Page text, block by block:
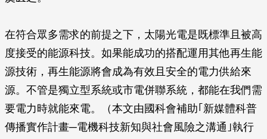
在符合眾多需求的前提之下，太陽光電是既標準且被高
度接受的能源科技。如果能成功的搭配運用其他再生能
源技術，再生能源將會成為有效且安全的電力供給來
源。不管是獨立型系統或市電併聯系統，都能在我們需
要電力時就能來電。（本文由國科會補助｢新媒體科普
傳播實作計畫─電機科技新知與社會風險之溝通｣執行